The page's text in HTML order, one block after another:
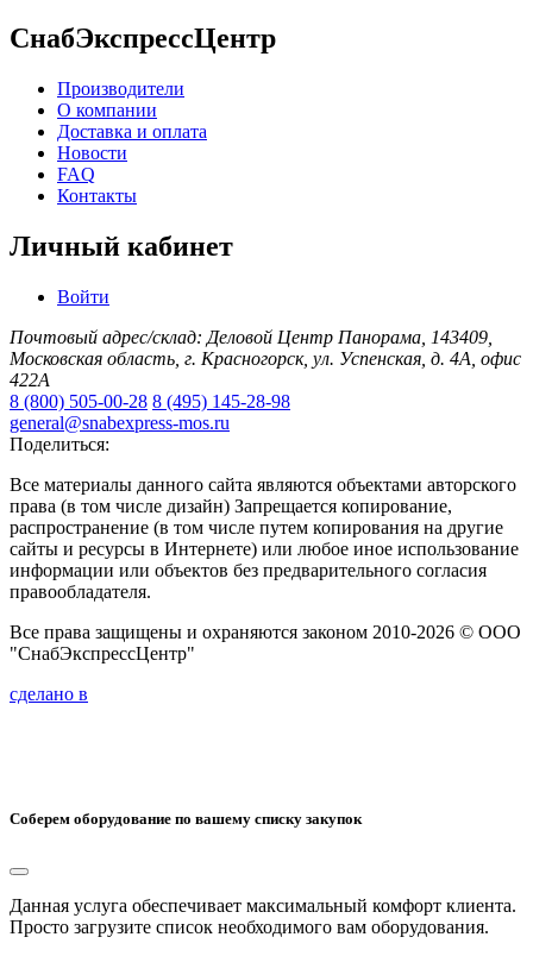
СнабЭкспрессЦентр
Производители
О компании
Доставка и оплата
Новости
FAQ
Контакты
Личный кабинет
Войти
Почтовый адрес/склад: Деловой Центр Панорама, 143409,
Московская область, г. Красногорск, ул. Успенская, д. 4А, офис
422А
8 (800) 505-00-28 8 (495) 145-28-98
general@snabexpress-mos.ru
Поделиться:
Все материалы данного сайта являются объектами авторского
права (в том числе дизайн) Запрещается копирование,
распространение (в том числе путем копирования на другие
сайты и ресурсы в Интернете) или любое иное использование
информации или объектов без предварительного согласия
правообладателя.
Все права защищены и охраняются законом 2010-2026 © ООО
"СнабЭкспрессЦентр"
сделано в
Соберем оборудование по вашему списку закупок
Данная услуга обеспечивает максимальный комфорт клиента.
Просто загрузите список необходимого вам оборудования.